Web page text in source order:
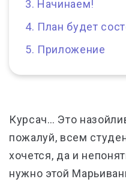
Начинаем!
План будет
Приложение
Курсач… Это
пожалуй, всем
хочется, да и
нужно этой